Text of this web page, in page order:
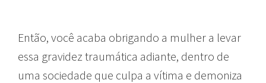
Então, você acaba obrigando a mulher a levar
essa gravidez traumática adiante, dentro de
uma sociedade que culpa a vítima e demoniza